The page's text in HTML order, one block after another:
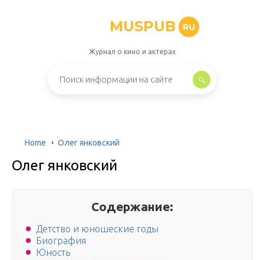
MUSPUB RU
Журнал о кино и актерах
Home Олег янковский
Олег янковский
Содержание:
Детство и юношеские годы
Биография
Юность